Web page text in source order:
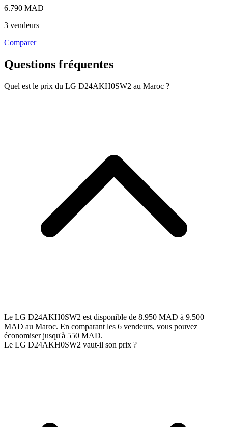
6.790 MAD
3 vendeurs
Comparer
Questions fréquentes
Quel est le prix du LG D24AKH0SW2 au Maroc ?
Le LG D24AKH0SW2 est disponible de 8.950 MAD à 9.500
MAD au Maroc. En comparant les 6 vendeurs, vous pouvez
économiser jusqu'à 550 MAD.
Le LG D24AKH0SW2 vaut-il son prix ?